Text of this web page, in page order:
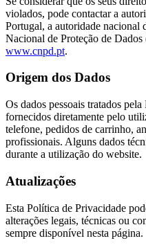
violados, pode contactar a
Portugal, a autoridade nacional
Nacional de Proteção de
www.cnpd.pt.
Origem dos Dados
Os dados pessoais tratados
fornecidos diretamente pelo
telefone, pedidos de carrinho,
profissionais. Alguns dados
durante a utilização do website.
Atualizações
Esta Política de Privacidade
alterações legais, técnicas ou
sempre disponível nesta página.